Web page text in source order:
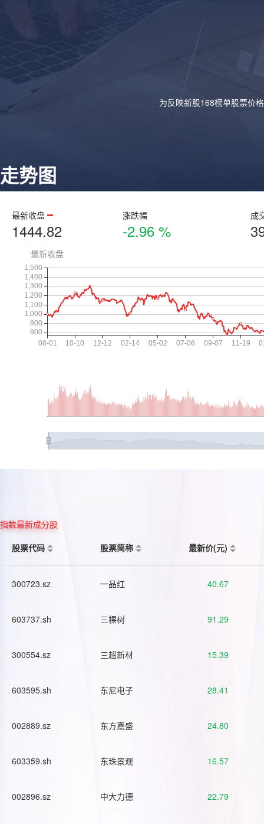
为反映新股168榜单股票价
走势图
最新收盘
1444.82
涨跌幅
-2.96 %
成
指数最新成分股
股票代码
股票简称 最新价(元)
300723.sz 一品红 40.67
603737.sh 三棵树 91.29
300554.sz 三超新材 15.39
603595.sh 东尼电子 28.41
002889.sz 东方嘉盛 24.80
603359.sh 东珠景观 16.57
002896.sz 中大力德 22.79